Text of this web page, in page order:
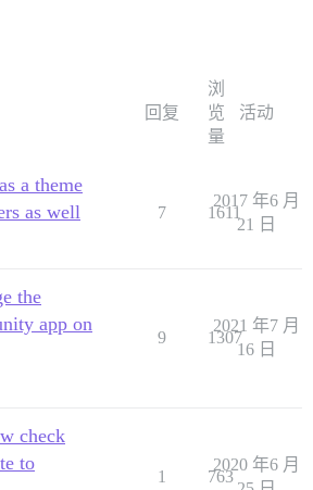
回复
浏
览
量
活动
a theme
as well
7 1611
2017 年6 月
21 日
the
app on
9 1307
2021 年7 月
16 日
check
to
1 763
2020 年6 月